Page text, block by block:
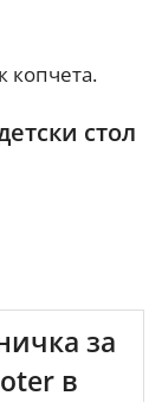
копчета.
стол
за
в